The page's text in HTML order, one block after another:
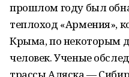
прошлом году был
теплоход «Армения»,
Крыма, по некоторым
человек. Ученые